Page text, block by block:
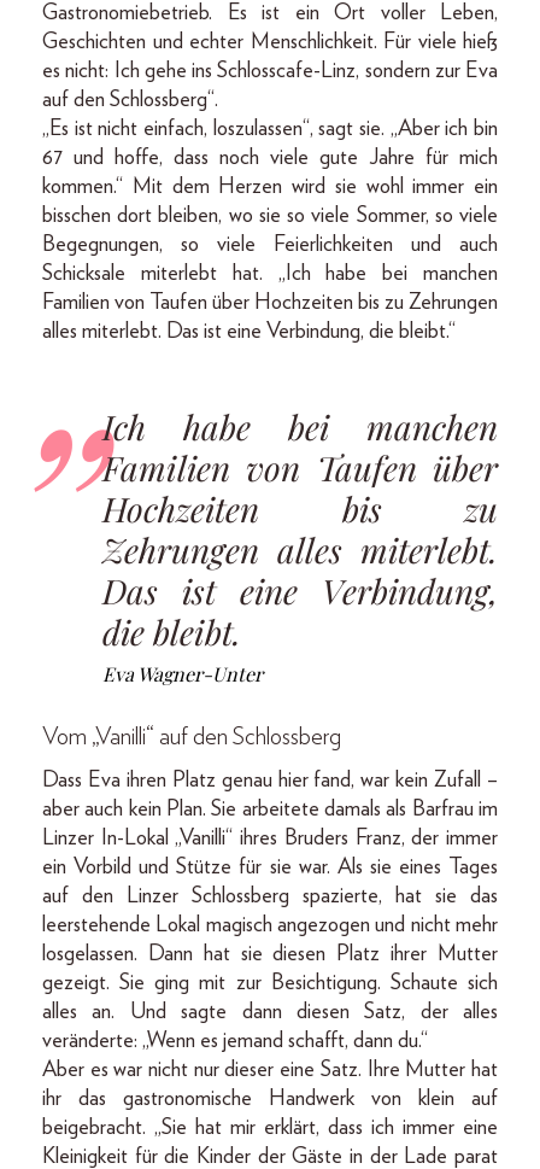
Gastronomiebetrieb. Es ist ein Ort voller Leben,
Geschichten und echter Menschlichkeit. Für viele hieß
es nicht: Ich gehe ins Schlosscafe-Linz, sondern zur Eva
auf den Schlossberg“.
„Es ist nicht einfach, loszulassen“, sagt sie. „Aber ich bin
67 und hoffe, dass noch viele gute Jahre für mich
kommen.“ Mit dem Herzen wird sie wohl immer ein
bisschen dort bleiben, wo sie so viele Sommer, so viele
Begegnungen, so viele Feierlichkeiten und auch
Schicksale miterlebt hat. „Ich habe bei manchen
Familien von Taufen über Hochzeiten bis zu Zehrungen
alles miterlebt. Das ist eine Verbindung, die bleibt.“
Ich habe bei manchen
Familien von Taufen über
Hochzeiten bis zu
Zehrungen alles miterlebt.
Das ist eine Verbindung,
die bleibt.
Eva Wagner-Unter
Vom „Vanilli“ auf den Schlossberg
Dass Eva ihren Platz genau hier fand, war kein Zufall –
aber auch kein Plan. Sie arbeitete damals als Barfrau im
Linzer In-Lokal „Vanilli“ ihres Bruders Franz, der immer
ein Vorbild und Stütze für sie war. Als sie eines Tages
auf den Linzer Schlossberg spazierte, hat sie das
leerstehende Lokal magisch angezogen und nicht mehr
losgelassen. Dann hat sie diesen Platz ihrer Mutter
gezeigt. Sie ging mit zur Besichtigung. Schaute sich
alles an. Und sagte dann diesen Satz, der alles
veränderte: „Wenn es jemand schafft, dann du.“
Aber es war nicht nur dieser eine Satz. Ihre Mutter hat
ihr das gastronomische Handwerk von klein auf
beigebracht. „Sie hat mir erklärt, dass ich immer eine
Kleinigkeit für die Kinder der Gäste in der Lade parat